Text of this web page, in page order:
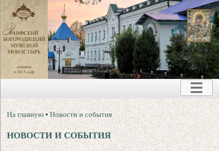
На главную •Новости и события
НОВОСТИ И СОБЫТИЯ